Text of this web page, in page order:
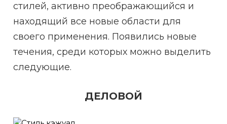
стилей, активно преображающийся и
находящий все новые области для
своего применения. Появились новые
течения, среди которых можно выделить
следующие.
ДЕЛОВОЙ